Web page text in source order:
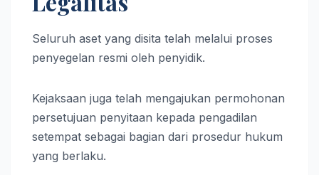
Seluruh aset yang disita telah melalui proses
penyegelan resmi oleh penyidik.
Kejaksaan juga telah mengajukan permohonan
persetujuan penyitaan kepada pengadilan
setempat sebagai bagian dari prosedur hukum
yang berlaku.